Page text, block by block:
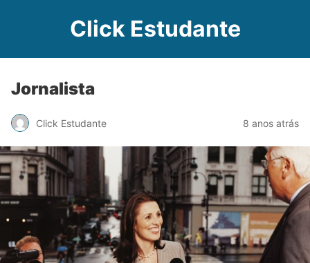
Click Estudante
Jornalista
Click Estudante 8 anos atrás